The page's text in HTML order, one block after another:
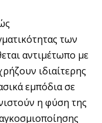
των
αντιμέτωπο με
ιδιαίτερης
εμπόδια σε
η φύση της